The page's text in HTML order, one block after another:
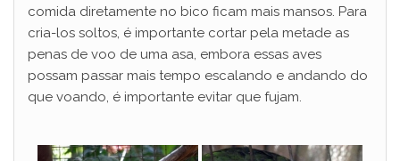
comida diretamente no bico ficam mais mansos. Para
cria-los soltos, é importante cortar pela metade as
penas de voo de uma asa, embora essas aves
possam passar mais tempo escalando e andando do
que voando, é importante evitar que fujam.